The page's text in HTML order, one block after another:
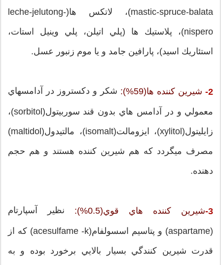
mastic-spruce-balata)، لاتكس ها(leche-jelutong-
nispero)، پلاستيك ها (پلي اتيلن، پلي وينيل استات،
استئاريك اسيد)، پارافين جامد و يا موم زنبور عسل.
2- شيرين كننده ها(59%): شكر و دكستروز در آدامسهاي
معمولي و در آدامس هاي بدون قند سوربيتول(sorbitol)،
زايليتول(xylitol)، ايزومالت(isomalt)، مالتيدول(maltidol)
مصرف ميگردد كه هم شيرين كننده هستند و هم حجم
دهنده.
3
-شيرين كننده هاي قوي(0.5%): نظير آسپارتام
(aspartame) و پتاسيم اسسولفام(acesulfame -k) كه از
قدرت شيرين كنندگي بسيار بالايي برخورد بوده و به